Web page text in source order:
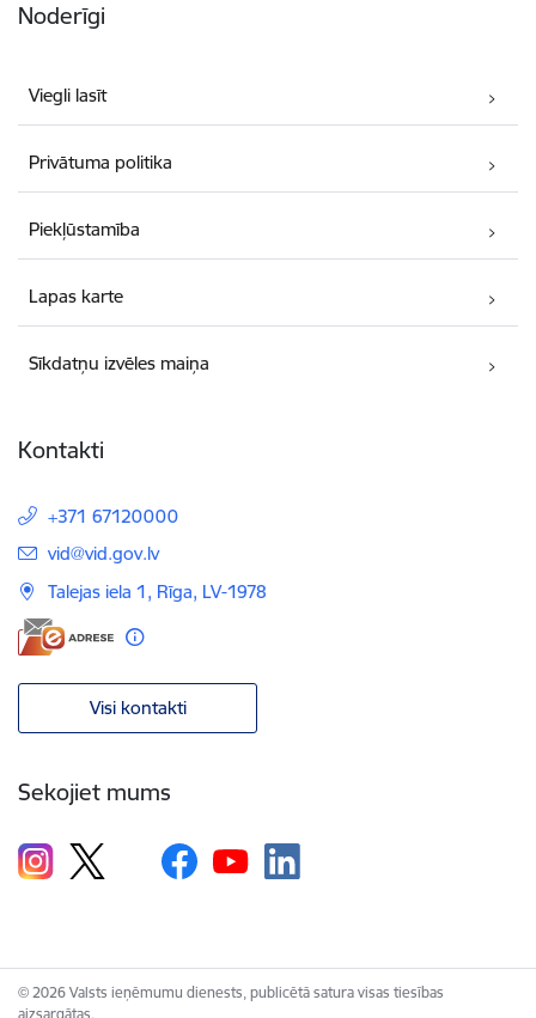
Noderīgi
Viegli lasīt
Privātuma politika
Piekļūstamība
Lapas karte
Sīkdatņu izvēles maiņa
Kontakti
+371 67120000
E-pasts:
vid@vid.gov.lv
Talejas iela 1, Rīga, LV-1978
Visi kontakti
Sekojiet mums
© 2026 Valsts ieņēmumu dienests, publicētā satura visas tiesības
aizsargātas.